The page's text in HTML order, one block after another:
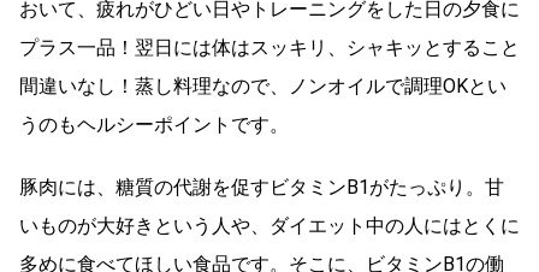
おいて、疲れがひどい日やトレーニングをした日の夕食に
プラス一品！翌日には体はスッキリ、シャキッとすること
間違いなし！蒸し料理なので、ノンオイルで調理OKとい
うのもヘルシーポイントです。
豚肉には、糖質の代謝を促すビタミンB1がたっぷり。甘
いものが大好きという人や、ダイエット中の人にはとくに
多めに食べてほしい食品です。そこに、ビタミンB1の働